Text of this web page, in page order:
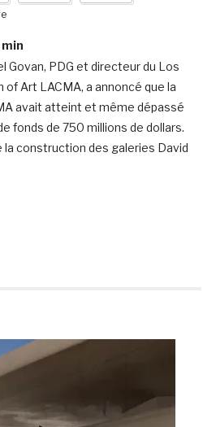
min
Govan, PDG et directeur du Los
Art LACMA, a annoncé que la
avait atteint et même dépassé
fonds de 750 millions de dollars.
construction des galeries David